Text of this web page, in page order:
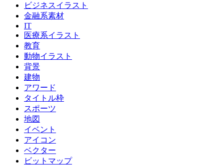
ビジネスイラスト
金融系素材
IT
医療系イラスト
教育
動物イラスト
背景
建物
アワード
タイトル枠
スポーツ
地図
イベント
アイコン
ベクター
ビットマップ